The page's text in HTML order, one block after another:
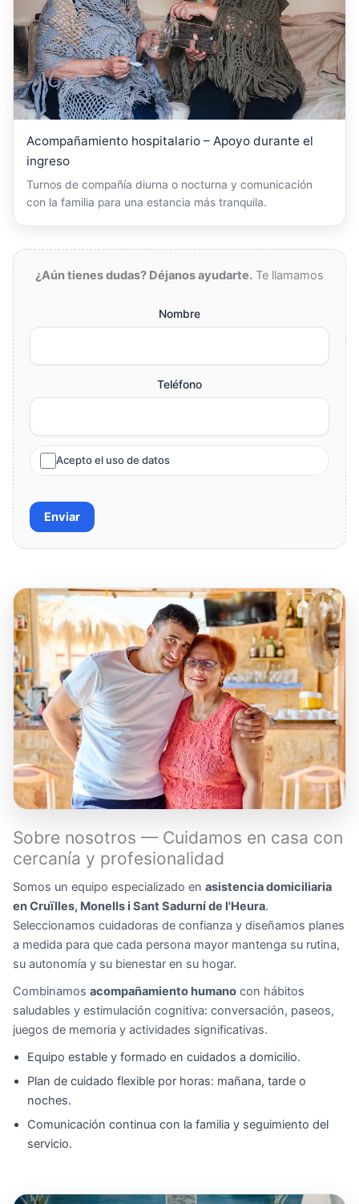
Acompañamiento hospitalario – Apoyo durante el
ingreso
Turnos de compañía diurna o nocturna y comunicación
con la familia para una estancia más tranquila.
¿Aún tienes dudas? Déjanos ayudarte. Te llamamos
Nombre
Teléfono
Acepto el uso de datos
Enviar
Sobre nosotros — Cuidamos en casa con
cercanía y profesionalidad
Somos un equipo especializado en asistencia domiciliaria
en Cruïlles, Monells i Sant Sadurní de l'Heura.
Seleccionamos cuidadoras de confianza y diseñamos planes
a medida para que cada persona mayor mantenga su rutina,
su autonomía y su bienestar en su hogar.
Combinamos acompañamiento humano con hábitos
saludables y estimulación cognitiva: conversación, paseos,
juegos de memoria y actividades significativas.
Equipo estable y formado en cuidados a domicilio.
Plan de cuidado flexible por horas: mañana, tarde o
noches.
Comunicación continua con la familia y seguimiento del
servicio.